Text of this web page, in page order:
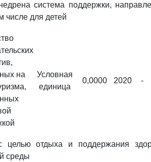
система поддержки,
числе для детей
на
Условная
единица
0,0000 2020 -
целью отдыха и поддержания
среды